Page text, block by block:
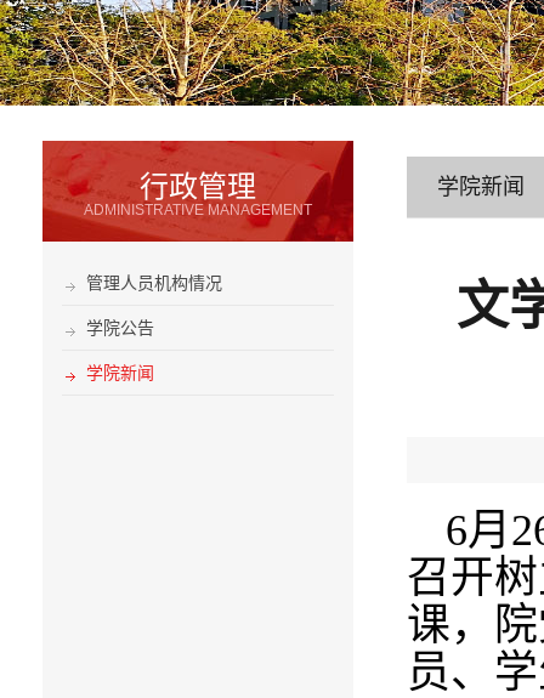
行政管理
ADMINISTRATIVE MANAGEMENT
管理人员机构情况
学院公告
学院新闻
学院新闻
文
6月
召开
课，
员、